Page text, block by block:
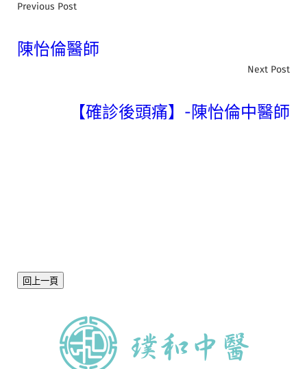
Previous Post
陳怡倫醫師
Next Post
【確診後頭痛】-陳怡倫中醫師
回上一頁